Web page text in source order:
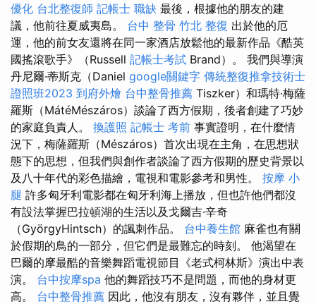
優化 台北整復師 記帳士 職缺 最後，根據他的朋友的建
議，他前往夏威夷島。 台中 整骨 竹北 整復 出於他的厄
運，他的前女友還將在同一家酒店放鬆他的最新作品《酷英
國搖滾歌手》（Russell 記帳士考試 Brand）。 我們與導演
丹尼爾·蒂斯克（Daniel google關鍵字 傳統整復推拿技術士
證照班2023 到府外燴 台中整骨推薦 Tiszker）和瑪特·梅薩
羅斯（MátéMészáros）談論了西方假期，後者創建了巧妙
的家庭負責人。 換護照 記帳士 考前 事實證明，在什麼情
況下，梅薩羅斯（Mészáros）首次出現在主角，在思想狀
態下的思想，但我們與創作者談論了西方假期的歷史背景以
及八十年代的彩色描繪，電視和電影參考和男性。 按摩 小
腿 許多匈牙利電影都在匈牙利海上播放，但也許他們都沒
有設法掌握巴拉頓湖的生活以及戈爾吉·辛奇
（GyörgyHintsch）的諷刺作品。 台中養生館 麻雀也有關
於假期的鳥的一部分，但它們是最難忘的時刻。 他渴望在
巴爾的摩最酷的音樂舞蹈電視節目《老式柯林斯》演出中表
演。 台中按摩spa 他的舞蹈技巧不是問題，而他的身材更
高。 台中整骨推薦 因此，他沒有朋友，沒有夥伴，並且覺